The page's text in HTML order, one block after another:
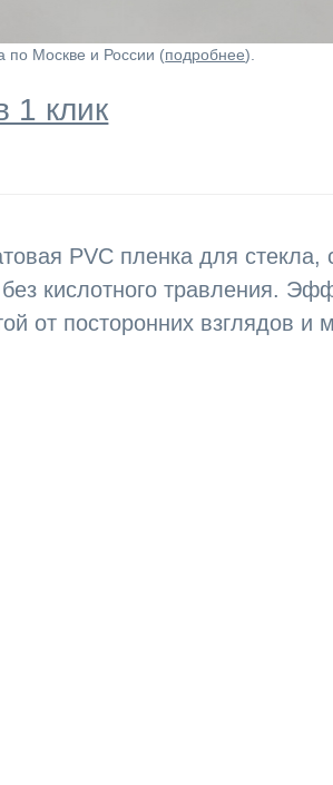
по Москве и России (подробнее).
1 клик
PVC пленка для
кислотного травления.
от посторонних взглядов и